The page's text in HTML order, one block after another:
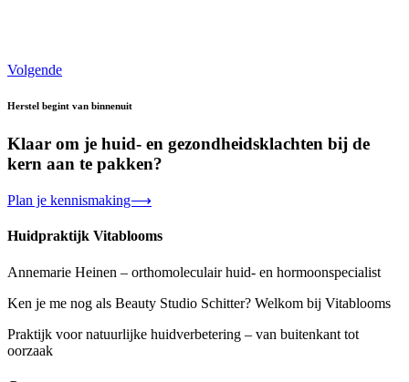
Volgende
Herstel begint van binnenuit
Klaar om je huid- en gezondheidsklachten bij de
kern aan te pakken?
Plan je kennismaking⟶
Huidpraktijk Vitablooms
Annemarie Heinen – orthomoleculair huid- en hormoonspecialist
Ken je me nog als Beauty Studio Schitter? Welkom bij Vitablooms
Praktijk voor natuurlijke huidverbetering – van buitenkant tot
oorzaak